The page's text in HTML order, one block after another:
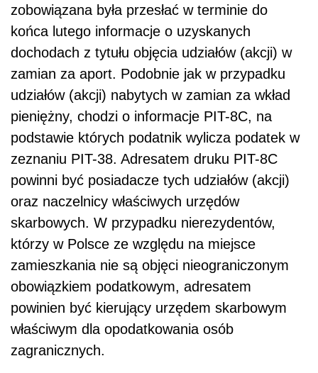
zobowiązana była przesłać w terminie do
końca lutego informacje o uzyskanych
dochodach z tytułu objęcia udziałów (akcji) w
zamian za aport. Podobnie jak w przypadku
udziałów (akcji) nabytych w zamian za wkład
pieniężny, chodzi o informacje PIT-8C, na
podstawie których podatnik wylicza podatek w
zeznaniu PIT-38. Adresatem druku PIT-8C
powinni być posiadacze tych udziałów (akcji)
oraz naczelnicy właściwych urzędów
skarbowych. W przypadku nierezydentów,
którzy w Polsce ze względu na miejsce
zamieszkania nie są objęci nieograniczonym
obowiązkiem podatkowym, adresatem
powinien być kierujący urzędem skarbowym
właściwym dla opodatkowania osób
zagranicznych.